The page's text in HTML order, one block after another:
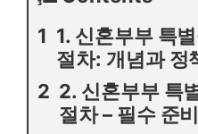
1. 신혼부부 특
절차: 개념과 정
2. 신혼부부 특
절차 – 필수 준